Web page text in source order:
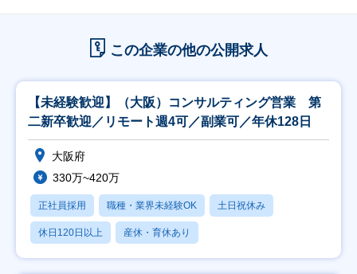
この企業の他の公開求人
【未経験歓迎】（大阪）コンサルティング営業 第
二新卒歓迎／リモート週4可／副業可／年休128日
大阪府
330万~420万
正社員採用 職種・業界未経験OK 土日祝休み
休日120日以上 産休・育休あり